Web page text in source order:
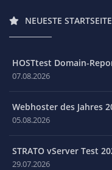
NEUESTE
HOSTtest Domain-
07.08.2026
Webhoster des Jahres
05.08.2026
STRATO vServer Test
29.07.2026